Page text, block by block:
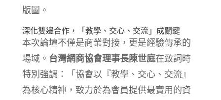
版圖。
深化雙邊合作，「教學、交心、交流」成關鍵
本次論壇不僅是商業對接，更是經驗傳承的
場域。 台灣網商協會理事長陳世庭在致詞時
特別強調：「協會以『教學、交心、交流』
為核心精神，致力於為會員提供最實用的資